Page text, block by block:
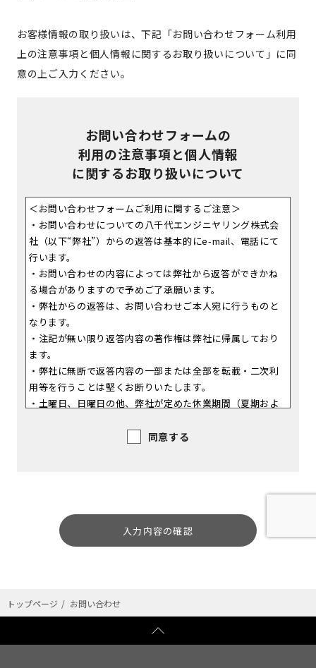
お客様情報の取り扱いは、下記「お問い合わせフォーム利用
上の注意事項と個人情報に関するお取り扱いについて」に同
意の上ご入力ください。
お問い合わせフォームの
利用の注意事項と個人情報
に関するお取り扱いについて
＜お問い合わせフォームご利用に関するご注意＞
・お問い合わせについての八千代エンジニヤリング株式会
社（以下“弊社”）からの返答は基本的にe-mail、電話にて
行います。
・お問い合わせの内容によっては弊社から返答ができかね
る場合がありますので予めご了承願います。
・弊社からの返答は、お問い合わせご本人宛に行うものと
なります。
・注記が無い限り返答内容の著作権は弊社に帰属しており
ます。
・弊社に無断で返答内容の一部または全部を転載・二次利
用等を行うことは堅くお断りいたします。
・土曜日、日曜日の他、弊社が定めた休業期間（夏期およ
業期間後の営業日以降にお問い合わせ内容を確認してから
使用しないでください。正常に送信されない場合がありま
・ご入力いただいた個人情報は「お問い合わせ・ご質問へ
の回答、情報提供のために使用させていただきます。
・ご入力いただいた個人情報の各項目は「お問い合わせ」
への回答・連絡以外には使用いたしません。
同意する
トップページ お問い合わせ